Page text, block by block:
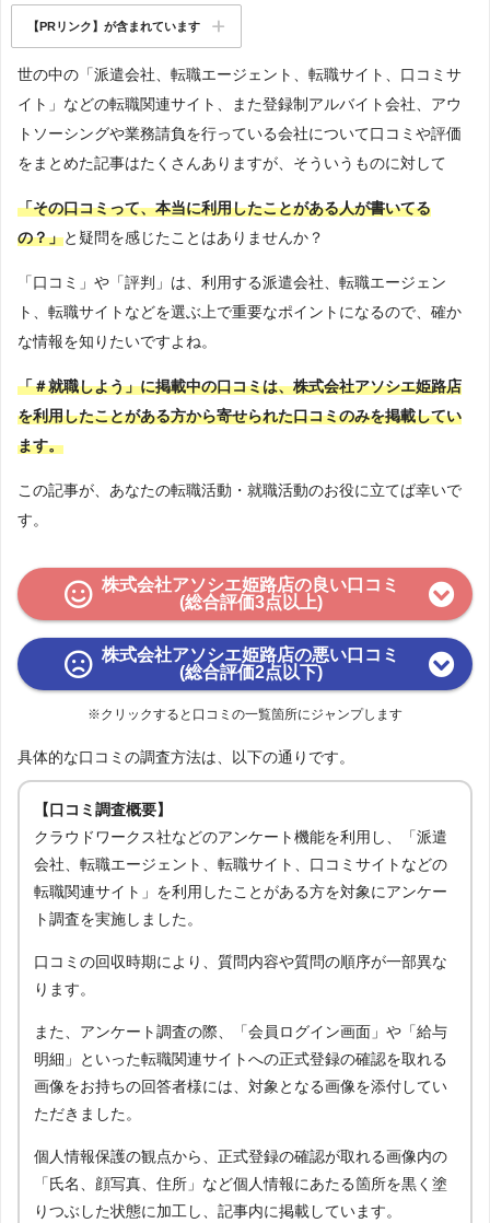
【PRリンク】が含まれています
世の中の「派遣会社、転職エージェント、転職サイト、口コミサ
イト」などの転職関連サイト、また登録制アルバイト会社、アウ
トソーシングや業務請負を行っている会社について口コミや評価
をまとめた記事はたくさんありますが、そういうものに対して
「その口コミって、本当に利用したことがある人が書いてる
の？」と疑問を感じたことはありませんか？
「口コミ」や「評判」は、利用する派遣会社、転職エージェン
ト、転職サイトなどを選ぶ上で重要なポイントになるので、確か
な情報を知りたいですよね。
「＃就職しよう」に掲載中の口コミは、株式会社アソシエ姫路店
を利用したことがある方から寄せられた口コミのみを掲載してい
ます。
この記事が、あなたの転職活動・就職活動のお役に立てば幸いで
す。
株式会社アソシエ姫路店の良い口コミ
(総合評価3点以上)
株式会社アソシエ姫路店の悪い口コミ
(総合評価2点以下)
※クリックすると口コミの一覧箇所にジャンプします
具体的な口コミの調査方法は、以下の通りです。
【口コミ調査概要】
クラウドワークス社などのアンケート機能を利用し、「派遣
会社、転職エージェント、転職サイト、口コミサイトなどの
転職関連サイト」を利用したことがある方を対象にアンケー
ト調査を実施しました。
口コミの回収時期により、質問内容や質問の順序が一部異な
ります。
また、アンケート調査の際、「会員ログイン画面」や「給与
明細」といった転職関連サイトへの正式登録の確認を取れる
画像をお持ちの回答者様には、対象となる画像を添付してい
ただきました。
個人情報保護の観点から、正式登録の確認が取れる画像内の
「氏名、顔写真、住所」など個人情報にあたる箇所を黒く塗
りつぶした状態に加工し、記事内に掲載しています。